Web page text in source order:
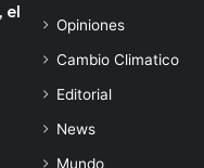
el
Opiniones
Cambio Climatico
Editorial
News
Mundo